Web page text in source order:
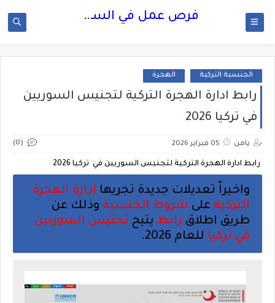
فرص عمل في السعودية
الجنسية التركية الهجرة
رابط ادارة الهجرة التركية لتجنيس السوريين
في تركيا 2026
يامن 05 فبراير 2026 (0)
رابط ادارة الهجرة التركية لتجنيس السوريين في تركيا 2026
واخيراً تعديلات جديدة تجريها ادارة الهجرة
التركية على شروط الجنسية وذلك عن
طريق اطلاق رابط يتيح تجنيس السوريين
في تركيا للعام 2026.